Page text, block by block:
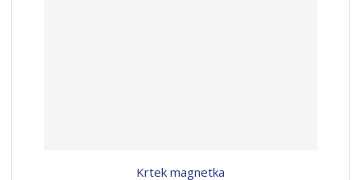
Krtek magnetka